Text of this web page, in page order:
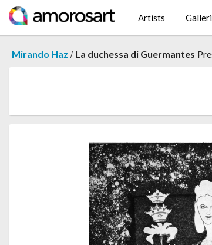
Artists
Mirando Haz / La duchessa di Guermantes